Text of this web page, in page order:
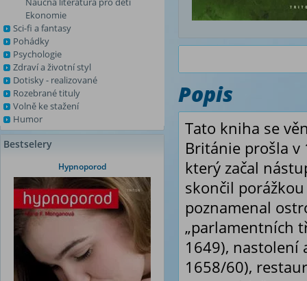
Ekonomie
Sci-fi a fantasy
Pohádky
Psychologie
Zdraví a životní styl
Dotisky - realizované
Rozebrané tituly
Volně ke stažení
Humor
Bestselery
Hypnoporod
Popis
Tato kniha se
Británie prošla v
který začal
skončil
poznamenal
„parlamentních
1649), nastolení
1658/60),